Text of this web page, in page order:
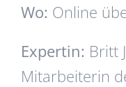
Wo: Online
Expertin: Britt
Mitarbeiterin